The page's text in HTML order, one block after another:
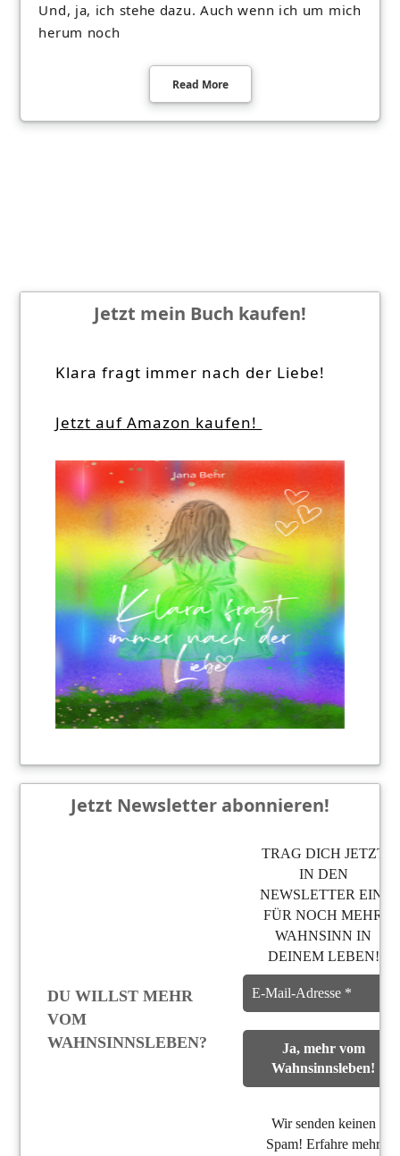
Und, ja, ich stehe dazu. Auch wenn ich um mich
herum noch
Read More
Jetzt mein Buch kaufen!
Klara fragt immer nach der Liebe!
Jetzt auf Amazon kaufen!
Jetzt Newsletter abonnieren!
DU WILLST MEHR
VOM
WAHNSINNSLEBEN?
TRAG DICH JETZT
IN DEN
NEWSLETTER EIN,
FÜR NOCH MEHR
WAHNSINN IN
DEINEM LEBEN!
Wir senden keinen
Spam! Erfahre mehr